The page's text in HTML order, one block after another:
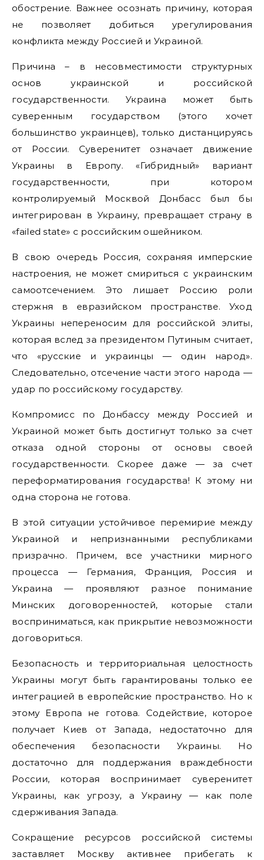
обострение. Важнее осознать причину, которая
не позволяет добиться урегулирования
конфликта между Россией и Украиной.
Причина – в несовместимости структурных
основ украинской и российской
государственности. Украина может быть
суверенным государством (этого хочет
большинство украинцев), только дистанцируясь
от России. Суверенитет означает движение
Украины в Европу. «Гибридный» вариант
государственности, при котором
контролируемый Москвой Донбасс был бы
интегрирован в Украину, превращает страну в
«failed state» с российским ошейником.
В свою очередь Россия, сохраняя имперские
настроения, не может смириться с украинским
самоотсечением. Это лишает Россию роли
стержня в евразийском пространстве. Уход
Украины непереносим для российской элиты,
которая вслед за президентом Путиным считает,
что «русские и украинцы — один народ».
Следовательно, отсечение части этого народа —
удар по российскому государству.
Компромисс по Донбассу между Россией и
Украиной может быть достигнут только за счет
отказа одной стороны от основы своей
государственности. Скорее даже — за счет
переформатирования государства! К этому ни
одна сторона не готова.
В этой ситуации устойчивое перемирие между
Украиной и непризнанными республиками
призрачно. Причем, все участники мирного
процесса — Германия, Франция, Россия и
Украина — проявляют разное понимание
Минских договоренностей, которые стали
восприниматься, как прикрытие невозможности
договориться.
Безопасность и территориальная целостность
Украины могут быть гарантированы только ее
интеграцией в европейские пространство. Но к
этому Европа не готова. Содействие, которое
получает Киев от Запада, недостаточно для
обеспечения безопасности Украины. Но
достаточно для поддержания враждебности
России, которая воспринимает суверенитет
Украины, как угрозу, а Украину — как поле
сдерживания Запада.
Сокращение ресурсов российской системы
заставляет Москву активнее прибегать к